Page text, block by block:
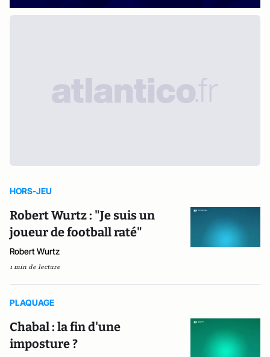
HORS-JEU
Robert Wurtz : "Je suis un
joueur de football raté"
Robert Wurtz
1 min de lecture
PLAQUAGE
Chabal : la fin d'une
imposture ?